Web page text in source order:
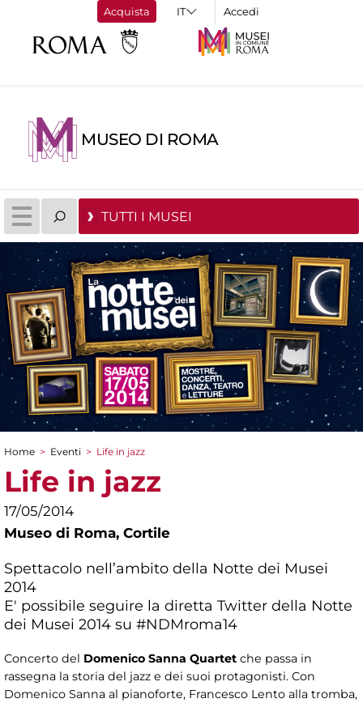
Acquista Accedi
MUSEO DI ROMA
TUTTI I MUSEI
Tu sei qui
Home > Eventi > Life in jazz
Life in jazz
17/05/2014
Museo di Roma, Cortile
Spettacolo nell’ambito della Notte dei Musei
2014
E' possibile seguire la diretta Twitter della Notte
dei Musei 2014 su #NDMroma14
Concerto del Domenico Sanna Quartet che passa in
rassegna la storia del jazz e dei suoi protagonisti. Con
Domenico Sanna al pianoforte, Francesco Lento alla tromba,